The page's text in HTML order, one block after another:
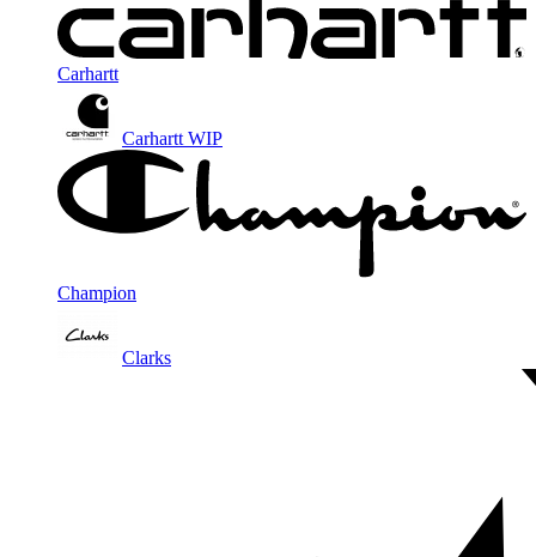
Carhartt
Carhartt WIP
Champion
Clarks